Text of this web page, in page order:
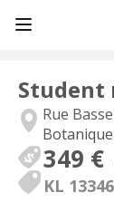
Student
Rue
349 €
KL 13346